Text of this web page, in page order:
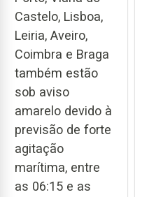
Castelo, Lisboa,
Leiria, Aveiro,
Coimbra e Braga
também estão
sob aviso
amarelo devido à
previsão de forte
agitação
marítima, entre
as 06:15 e as